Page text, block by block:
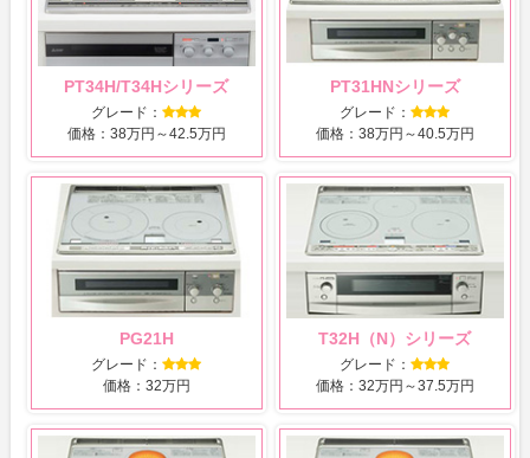
PT34H/T34Hシリーズ
グレード：
価格：38万円～42.5万円
PT31HNシリーズ
グレード：
価格：38万円～40.5万円
PG21H
グレード：
価格：32万円
T32H（N）シリーズ
グレード：
価格：32万円～37.5万円